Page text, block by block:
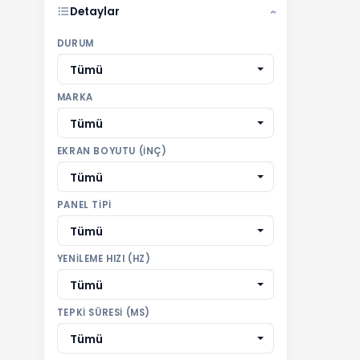
Detaylar ›
DURUM
Tümü
MARKA
Tümü
EKRAN BOYUTU (INÇ)
Tümü
PANEL TIPI
Tümü
YENILEME HIZI (HZ)
Tümü
TEPKI SÜRESI (MS)
Tümü